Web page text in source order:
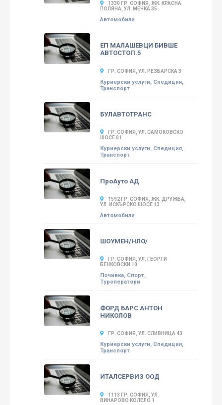
1330 ГР. СОФИЯ, ЖК. КРАСНА
ПОЛЯНА, УЛ. МЕЧКА 35
Автомобили
ЕП МАЛАШЕВЦИ БИВШЕ
АВТОСТОП.5
ГР. СОФИЯ, УЛ. РЕЗБАРСКА 3
Куриерски услуги, Спедиция,
Транспорт
БУЛАВТОТРАНС
ГР. СОФИЯ, УЛ. САМОКОВСКО
ШОСЕ 01
Куриерски услуги, Спедиция,
Транспорт
ПроАуто АД
1592 ГР. СОФИЯ, ЖК. ДРУЖБА,
УЛ. ИСКЪРСКО ШОСЕ 13
Автомобили
ШОУМЕН/НЛО/
ГР. СОФИЯ, УЛ. ГЕОРГИ
БЕНКОВСКИ 10
Почивка, Спорт,
Туроператори
ФОРД БАРС АНТОН
НИКОЛОВ
ГР. СОФИЯ, УЛ. СЛИВНИЦА 43
Куриерски услуги, Спедиция,
Транспорт
ИТАЛСЕРВИЗ ООД
1113 ГР. СОФИЯ, УЛ.
ВИНАРОВО КОЛЕЛО 1